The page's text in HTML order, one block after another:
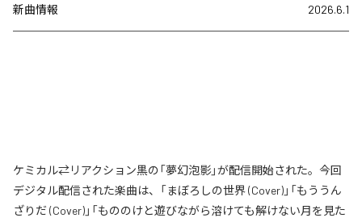
新曲情報 2026.6.1
ケミカル⇄リアクション黒の「夢幻泡影」が配信開始された。今回
デジタル配信された楽曲は、「まぼろしの世界 (Cover)」「もううん
ざりだ (Cover)」「もののけと遊びながら溶けても解けない月を見た